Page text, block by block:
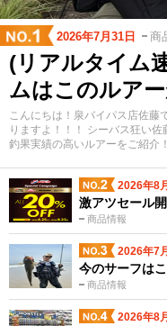
2026年7月31日 商
(リアルタイム
ムはこのルア
こんにちは！泉バイパス店佐藤
りますよ！！！ シーバス狂い
釣果実績の高いルアーをご紹介！
2026年8
商品情報
激アツセール
2026年7
商品情報
今のサーフは
2026年8